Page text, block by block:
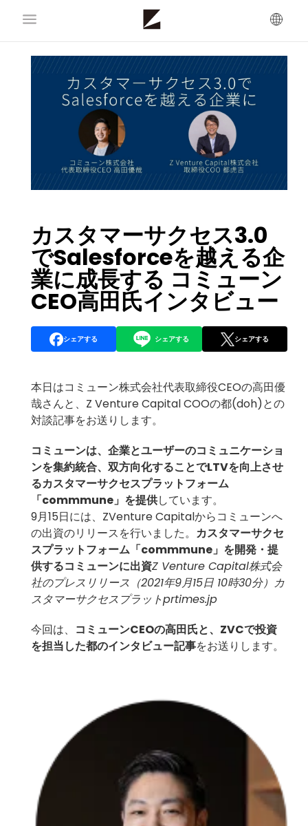
カスタマーサクセス3.0
でSalesforceを越える企
業に成長する コミューン
CEO高田氏インタビュー
シェアする シェアする シェアする
本日はコミューン株式会社代表取締役CEOの高田優
哉さんと、Z Venture Capital COOの都(doh)との
対談記事をお送りします。
コミューンは、企業とユーザーのコミュニケーショ
ンを集約統合、双方向化することでLTVを向上させ
るカスタマーサクセスプラットフォーム
「commmune」を提供しています。
9月15日には、ZVenture Capitalからコミューンへ
の出資のリリースを行いました。 カスタマーサクセ
スプラットフォーム「commmune」を開発・提
供するコミューンに出資Z Venture Capital株式会
社のプレスリリース（2021年9月15日 10時30分）カ
スタマーサクセスプラットprtimes.jp
今回は、 コミューンCEOの高田氏と、ZVCで投資
を担当した都のインタビュー記事をお送りします。